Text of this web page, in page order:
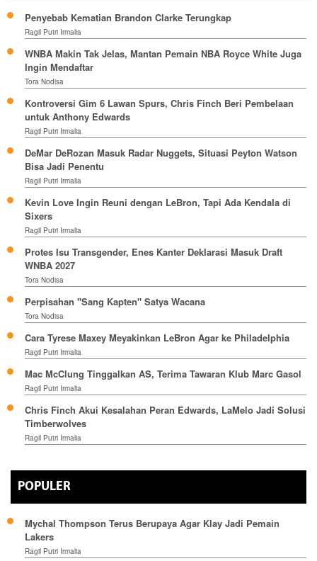
Penyebab Kematian Brandon Clarke Terungkap
Ragil Putri Irmalia
WNBA Makin Tak Jelas, Mantan Pemain NBA Royce White Juga
Ingin Mendaftar
Tora Nodisa
Kontroversi Gim 6 Lawan Spurs, Chris Finch Beri Pembelaan
untuk Anthony Edwards
Ragil Putri Irmalia
DeMar DeRozan Masuk Radar Nuggets, Situasi Peyton Watson
Bisa Jadi Penentu
Ragil Putri Irmalia
Kevin Love Ingin Reuni dengan LeBron, Tapi Ada Kendala di
Sixers
Ragil Putri Irmalia
Protes Isu Transgender, Enes Kanter Deklarasi Masuk Draft
WNBA 2027
Tora Nodisa
Perpisahan "Sang Kapten" Satya Wacana
Tora Nodisa
Cara Tyrese Maxey Meyakinkan LeBron Agar ke Philadelphia
Ragil Putri Irmalia
Mac McClung Tinggalkan AS, Terima Tawaran Klub Marc Gasol
Ragil Putri Irmalia
Chris Finch Akui Kesalahan Peran Edwards, LaMelo Jadi Solusi
Timberwolves
Ragil Putri Irmalia
POPULER
Mychal Thompson Terus Berupaya Agar Klay Jadi Pemain
Lakers
Ragil Putri Irmalia